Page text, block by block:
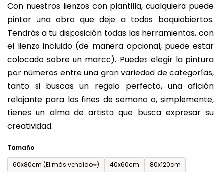
Con nuestros lienzos con plantilla, cualquiera puede
pintar una obra que deje a todos boquiabiertos.
Tendrás a tu disposición todas las herramientas, con
el lienzo incluido (de manera opcional, puede estar
colocado sobre un marco). Puedes elegir la pintura
por números entre una gran variedad de categorías,
tanto si buscas un regalo perfecto, una afición
relajante para los fines de semana o, simplemente,
tienes un alma de artista que busca expresar su
creatividad.
Tamaño
60x80cm (El más vendido⭐)
40x60cm 80x120cm
producto
es
de
0,0
sobre
5
estrellas.